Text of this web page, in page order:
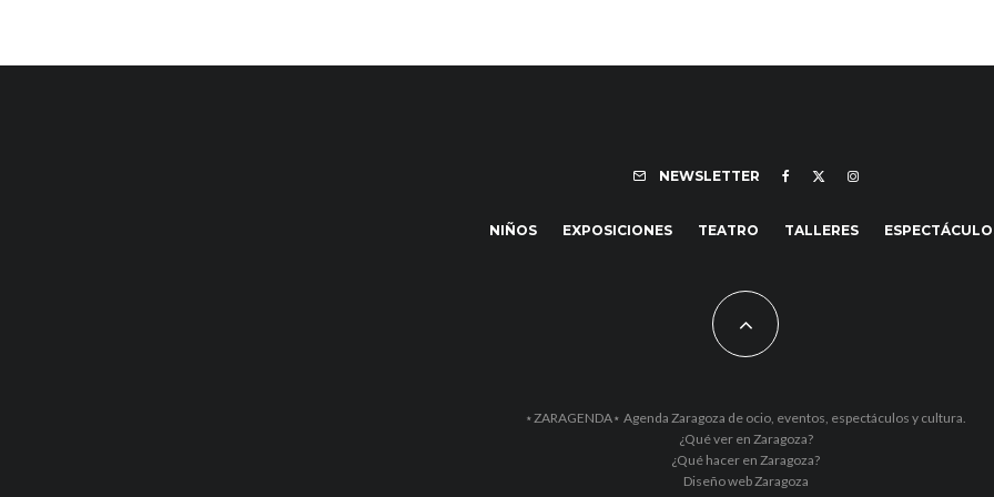
NEWSLETTER
NIÑOS EXPOSICIONES TEATRO TALLERES
⋆ZARAGENDA⋆ Agenda Zaragoza de ocio, eventos, espectáculos y cultura.
¿Qué ver en Zaragoza?
¿Qué hacer en Zaragoza?
Diseño web Zaragoza